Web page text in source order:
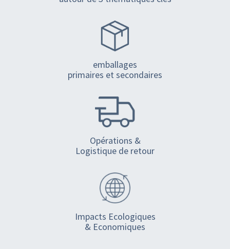
emballages
primaires et secondaires
Opérations &
Logistique de retour
Impacts Ecologiques
& Economiques